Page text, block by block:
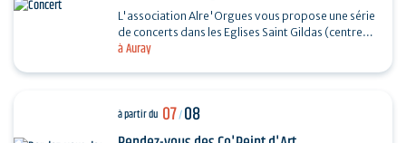
à Auray
L'association Alre'Orgues vous propose une série
de concerts dans les Eglises Saint Gildas (centre-
à partir du 07/08